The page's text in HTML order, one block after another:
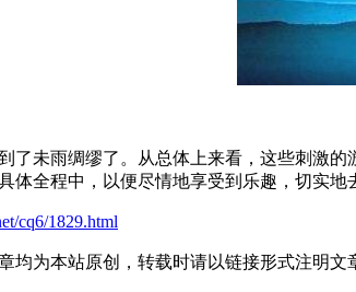
了未雨绸缪了。从总体上来看，这些刺激的
体全程中，以便尽情地享受到乐趣，切实地
cq6/1829.html
均为本站原创，转载时请以链接形式注明文